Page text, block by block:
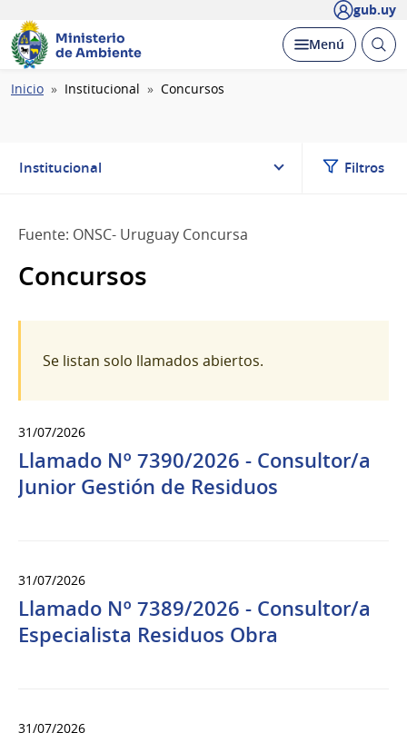
gub.uy
Ministerio
de Ambiente
Desplegar
Menú Abrir
Ruta
Inicio Institucional Concursos
Institucional Filtros
Fuente: ONSC- Uruguay Concursa
Concursos
Se listan solo llamados abiertos.
31/07/2026
Llamado Nº 7390/2026 - Consultor/a
Junior Gestión de Residuos
31/07/2026
Llamado Nº 7389/2026 - Consultor/a
Especialista Residuos Obra
31/07/2026